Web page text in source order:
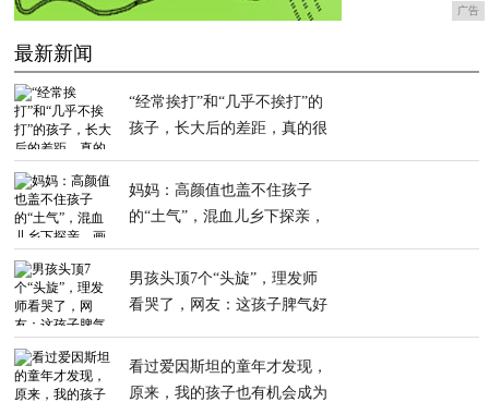
广告
最新新闻
“经常挨打”和“几乎不挨打”的
孩子，长大后的差距，真的很
妈妈：高颜值也盖不住孩子
的“土气”，混血儿乡下探亲，
男孩头顶7个“头旋”，理发师
看哭了，网友：这孩子脾气好
看过爱因斯坦的童年才发现，
原来，我的孩子也有机会成为